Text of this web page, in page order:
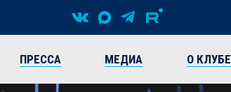
ПРЕССА МЕДИА О КЛУБЕ